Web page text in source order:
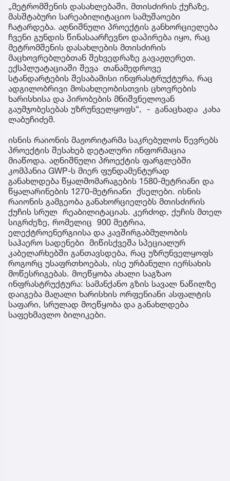
„მეტრომშენის დასახლებაში, მთისძირის ქუჩაზე,
მასშტაბური სარეაბილიტაციო სამუშაოები
ჩატარდება. აღნიშნული პროექტის განხორციელება
ჩვენი გუნდის წინასაარჩევნო დაპირება იყო, რაც
მეტრომშენის დასახლების მთისძირის
მაცხოვრებლებთან შეხვედრაზე გავაჟღერეთ.
ექსპლუატაციაში შევა თანამედროვე
სტანდარტების შესაბამისი ინფრასტრუქტურა, რაც
ადგილობრივი მოსახლეობისთვის ცხოვრების
ხარისხისა და პირობების მნიშვნელოვან
გაუმჯობესებას უზრუნველყოფს“, - განაცხადა კახა
ლაბუჩიძემ.
ისნის რაიონის მაჟორიტარმა საკრებულოს წევრებს
პროექტის შესახებ დეტალური ინფორმაცია
მიაწოდა. აღნიშნული პროექტის ფარგლებში
კომპანია GWP-ს მიერ ფუნდამენტურად
განახლდება წყალმომარაგების 1580-მეტრიანი და
წყალარინების 1270-მეტრიანი ქსელები. ისნის
რაიონის გამგეობა განახორციელებს მთისძირის
ქუჩის სრულ რეაბილიტაციას. კერძოდ, ქუჩის მთელ
სიგრძეზე, რომელიც 900 მეტრია,
ელექტროენერგიისა და კავშირგაბმულობის
საჰაერო სადენები მიწისქვეშა სპეციალურ
კაბელარხებში განთავსდება, რაც უზრუნველყოფს
როგორც უსაფრთხოებას, ისე ურბანული იერსახის
მოწესრიგებას. მოეწყობა ახალი საგზაო
ინფრასტრუქტურა: სამანქანო გზის სავალ ნაწილზე
დაიგება მაღალი ხარისხის ორფენიანი ასფალტის
საფარი, სრულად მოეწყობა და განახლდება
საფეხმავლო ბილიკები.